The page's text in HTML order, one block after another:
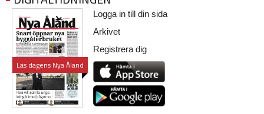
Läs dagens Nya Åland
Logga in till din sida
Arkivet
Registrera dig